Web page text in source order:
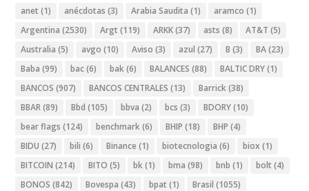
anet (1) anécdotas (3) Arabia Saudita (1) aramco (1)
Argentina (2530) Argt (119) ARKK(37) asts (8) AT&T (5)
Australia (5) avgo (10) Aviso (3) azul (27) B (3) BA(23)
Baba (99) bac(6) bak(6) BALANCES (88) BALTIC DRY(1)
BANCOS (907) BANCOS CENTRALES (13) Barrick(38)
BBAR(89) Bbd (105) bbva (2) bcs (3) BDORY(10)
bear flags (124) benchmark(6) BHIP (18) BHP (4)
BIDU (27) bili (6) Binance (1) biotecnologia (6) biox (1)
BITCOIN (214) BITO (5) bk(1) bma (98) bnb (1) bolt (4)
BONOS (842) Bovespa (43) bpat (1) Brasil (1055)